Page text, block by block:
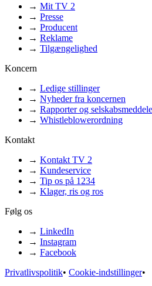
→ Mit TV 2
→ Presse
→ Producent
→ Reklame
→ Tilgængelighed
Koncern
→ Ledige stillinger
→ Nyheder fra koncernen
→ Rapporter og
→ Whistleblowerordning
Kontakt
→ Kontakt TV 2
→ Kundeservice
→ Tip os på 1234
→ Klager, ris og ros
Følg os
→ LinkedIn
→ Instagram
→ Facebook
Privatlivspolitik• Cookie-indstillinger•